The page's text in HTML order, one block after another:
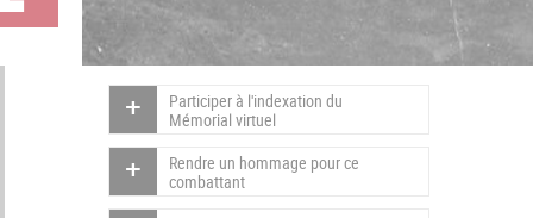
Participer à l'indexation du
Mémorial virtuel
Rendre un hommage pour ce
combattant